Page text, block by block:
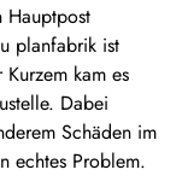
planfabrik ist
kam es
Dabei
Schäden im
echtes Problem.